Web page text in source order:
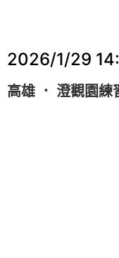
2026/1/29
高雄 ． 澄觀園練